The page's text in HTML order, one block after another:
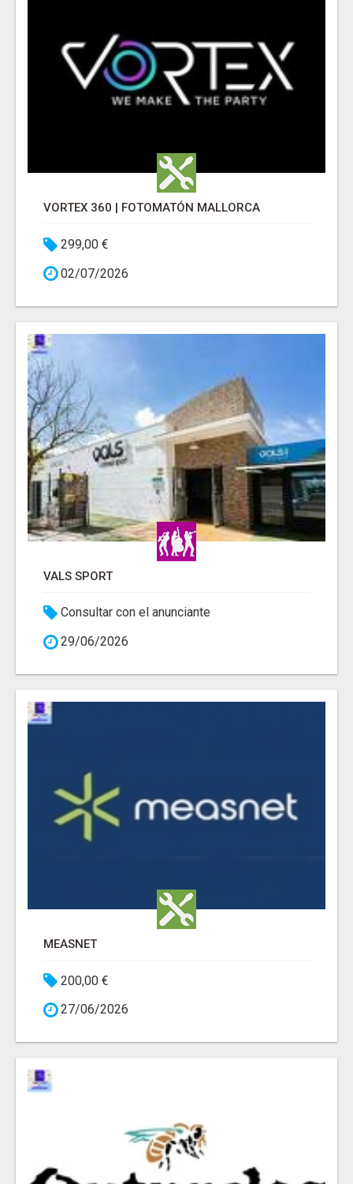
VORTEX 360 | FOTOMATÓN MALLORCA
299,00 €
02/07/2026
VALS SPORT
Consultar con el anunciante
29/06/2026
MEASNET
200,00 €
27/06/2026